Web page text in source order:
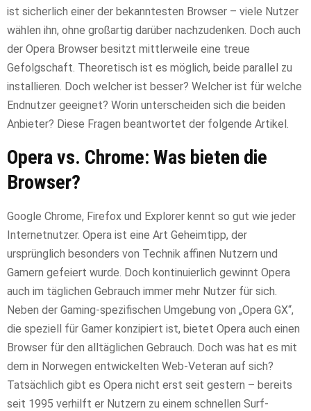
ist sicherlich einer der bekanntesten Browser – viele Nutzer
wählen ihn, ohne großartig darüber nachzudenken. Doch auch
der Opera Browser besitzt mittlerweile eine treue
Gefolgschaft. Theoretisch ist es möglich, beide parallel zu
installieren. Doch welcher ist besser? Welcher ist für welche
Endnutzer geeignet? Worin unterscheiden sich die beiden
Anbieter? Diese Fragen beantwortet der folgende Artikel.
Opera vs. Chrome: Was bieten die
Browser?
Google Chrome, Firefox und Explorer kennt so gut wie jeder
Internetnutzer. Opera ist eine Art Geheimtipp, der
ursprünglich besonders von Technik affinen Nutzern und
Gamern gefeiert wurde. Doch kontinuierlich gewinnt Opera
auch im täglichen Gebrauch immer mehr Nutzer für sich.
Neben der Gaming-spezifischen Umgebung von „Opera GX“,
die speziell für Gamer konzipiert ist, bietet Opera auch einen
Browser für den alltäglichen Gebrauch. Doch was hat es mit
dem in Norwegen entwickelten Web-Veteran auf sich?
Tatsächlich gibt es Opera nicht erst seit gestern – bereits
seit 1995 verhilft er Nutzern zu einem schnellen Surf-